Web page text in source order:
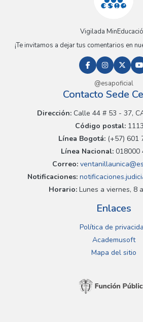
Vigilada
¡Te invitamos a dejar tus comentarios en
@esapoficial
Contacto Sede
Dirección:Calle 44 # 53 - 37,
Código postal:
Línea Bogotá:(+57) 601
Línea Nacional: 018000
Correo:
Notificaciones:
Horario:Lunes a viernes, 8
Enlaces
Política de
Academusoft
Mapa del sitio